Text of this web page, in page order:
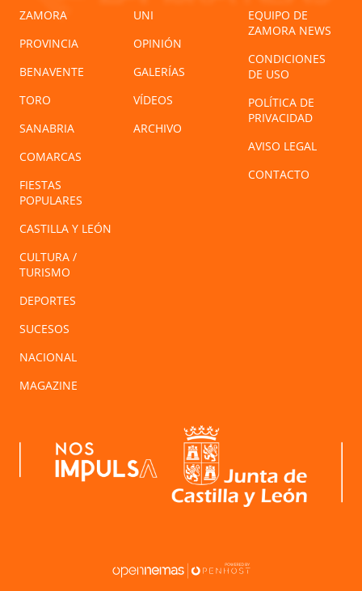
ZAMORA
PROVINCIA
BENAVENTE
TORO
SANABRIA
COMARCAS
FIESTAS
POPULARES
CASTILLA Y LEÓN
CULTURA /
TURISMO
DEPORTES
SUCESOS
NACIONAL
MAGAZINE
UNI
OPINIÓN
GALERÍAS
VÍDEOS
ARCHIVO
EQUIPO DE
ZAMORA NEWS
CONDICIONES
DE USO
POLÍTICA DE
PRIVACIDAD
AVISO LEGAL
CONTACTO